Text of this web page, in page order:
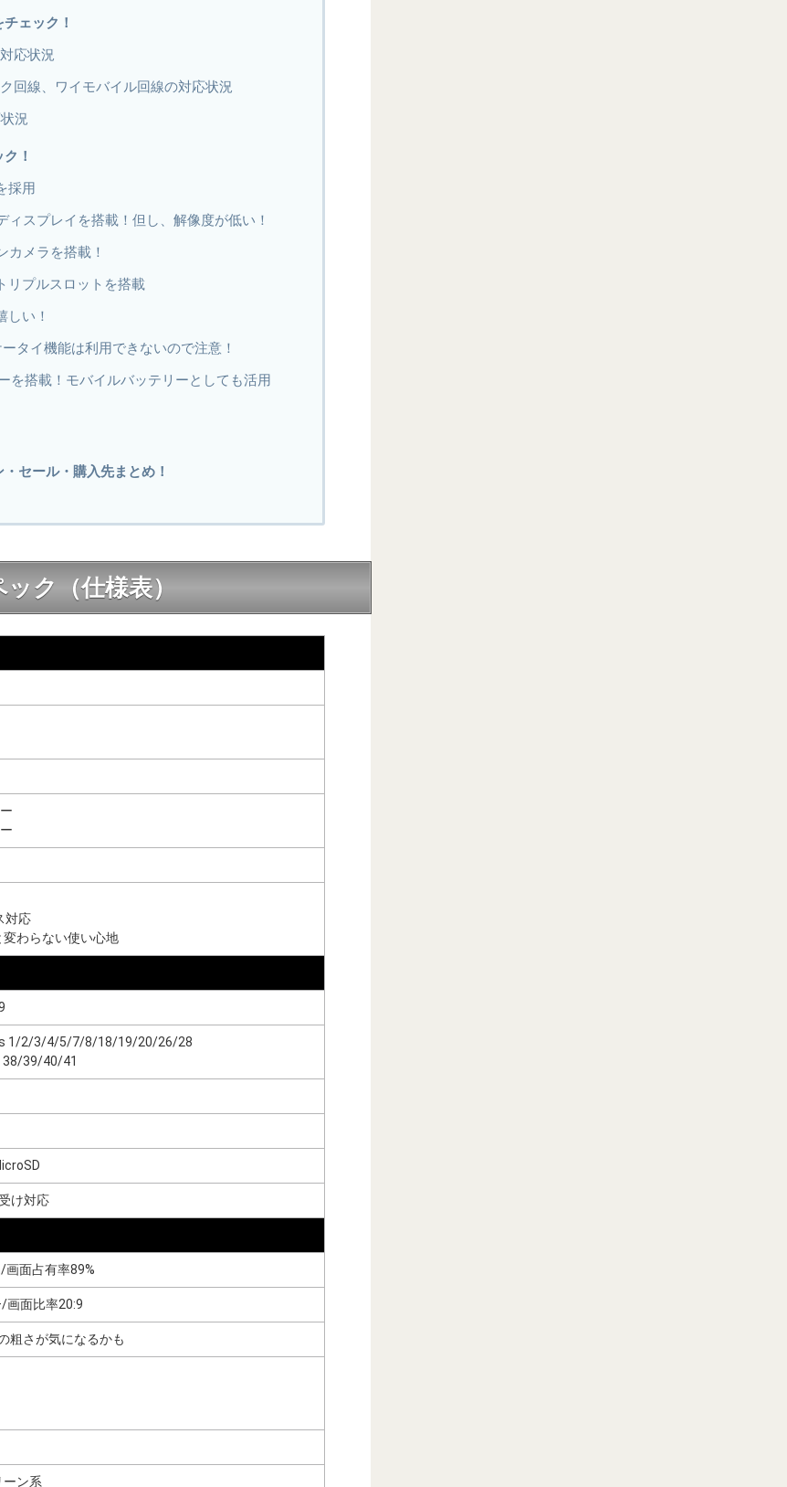
ェック！
応状況
回線、ワイモバイル回線の対応状況
況
！
採用
ィスプレイを搭載！但し、解像度が低い！
カメラを搭載！
リプルスロットを搭載
しい！
タイ機能は利用できないので注意！
を搭載！モバイルバッテリーとしても活用
セール・購入先まとめ！
ク（仕様表）
対応
変わらない使い心地
1/2/3/4/5/7/8/18/19/20/26/28
38/39/40/41
け対応
面占有率89%
画面比率20:9
粗さが気になるかも
ーン系